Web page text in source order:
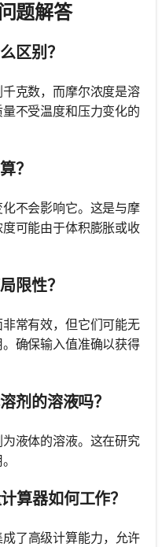
题解答
区别？
克数，而摩尔浓度是溶
不受温度和压力变化的
？
不会影响它。这是与摩
可能由于体积膨胀或收
限性？
常有效，但它们可能无
确保输入值准确以获得
剂的溶液吗？
液体的溶液。这在研究
算器如何工作？
了高级计算能力，允许